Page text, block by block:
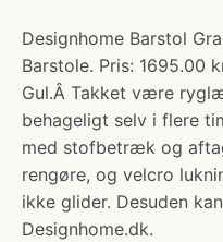
Designhome Barstol
Barstole. Pris: 1695.00
Gul.Â Takket være
behageligt selv i flere
med stofbetræk og
rengøre, og velcro
ikke glider. Desuden
Designhome.dk.